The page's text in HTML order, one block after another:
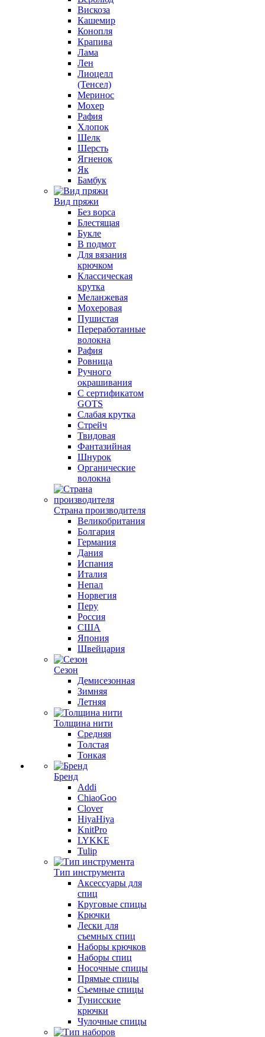
Вискоза
Кашемир
Конопля
Крапива
Лама
Лен
Лиоцелл
(Тенсел)
Меринос
Мохер
Рафия
Хлопок
Шелк
Шерсть
Ягненок
Як
Бамбук
Вид пряжи
Без ворса
Блестящая
Букле
В подмот
Для вязания
крючком
Классическая
крутка
Меланжевая
Мохеровая
Пушистая
Переработанные
волокна
Рафия
Ровница
Ручного
окрашивания
С сертификатом
GOTS
Слабая крутка
Стрейч
Твидовая
Фантазийная
Шнурок
Органические
волокна
Страна производителя
Великобритания
Болгария
Германия
Дания
Испания
Италия
Непал
Норвегия
Перу
Россия
США
Япония
Швейцария
Сезон
Демисезонная
Зимняя
Летняя
Толщина нити
Средняя
Толстая
Тонкая
Бренд
Addi
ChiaoGoo
Clover
HiyaHiya
KnitPro
LYKKE
Tulip
Тип инструмента
Аксессуары для
спиц
Круговые спицы
Крючки
Лески для
съемных спиц
Наборы крючков
Наборы спиц
Носочные спицы
Прямые спицы
Съемные спицы
Тунисские
крючки
Чулочные спицы